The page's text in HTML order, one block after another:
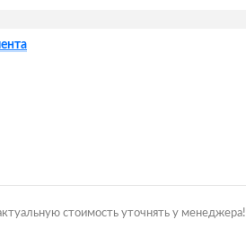
стоимость уточнять у менеджера!